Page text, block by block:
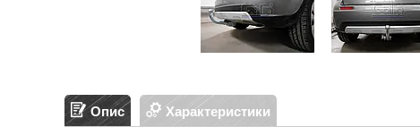
Опис Характеристики